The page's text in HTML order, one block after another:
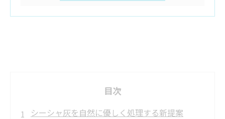
目次
シーシャ灰を自然に優しく処理する新提案